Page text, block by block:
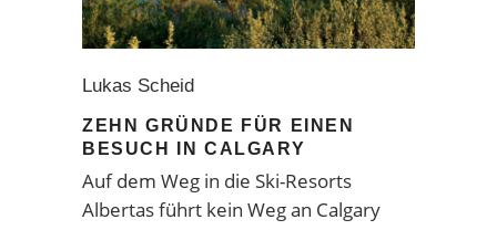
Lukas Scheid
ZEHN GRÜNDE FÜR EINEN
BESUCH IN CALGARY
Auf dem Weg in die Ski-Resorts
Albertas führt kein Weg an Calgary